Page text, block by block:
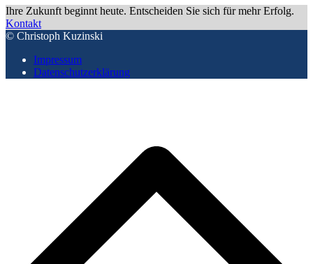
Ihre Zukunft beginnt heute. Entscheiden Sie sich für mehr Erfolg.
Kontakt
© Christoph Kuzinski
Impressum
Datenschutzerklärung